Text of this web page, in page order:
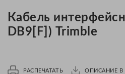
Кабель
DB9[F]) Trimble
РАСПЕЧАТАТЬ ОПИСАНИЕ В